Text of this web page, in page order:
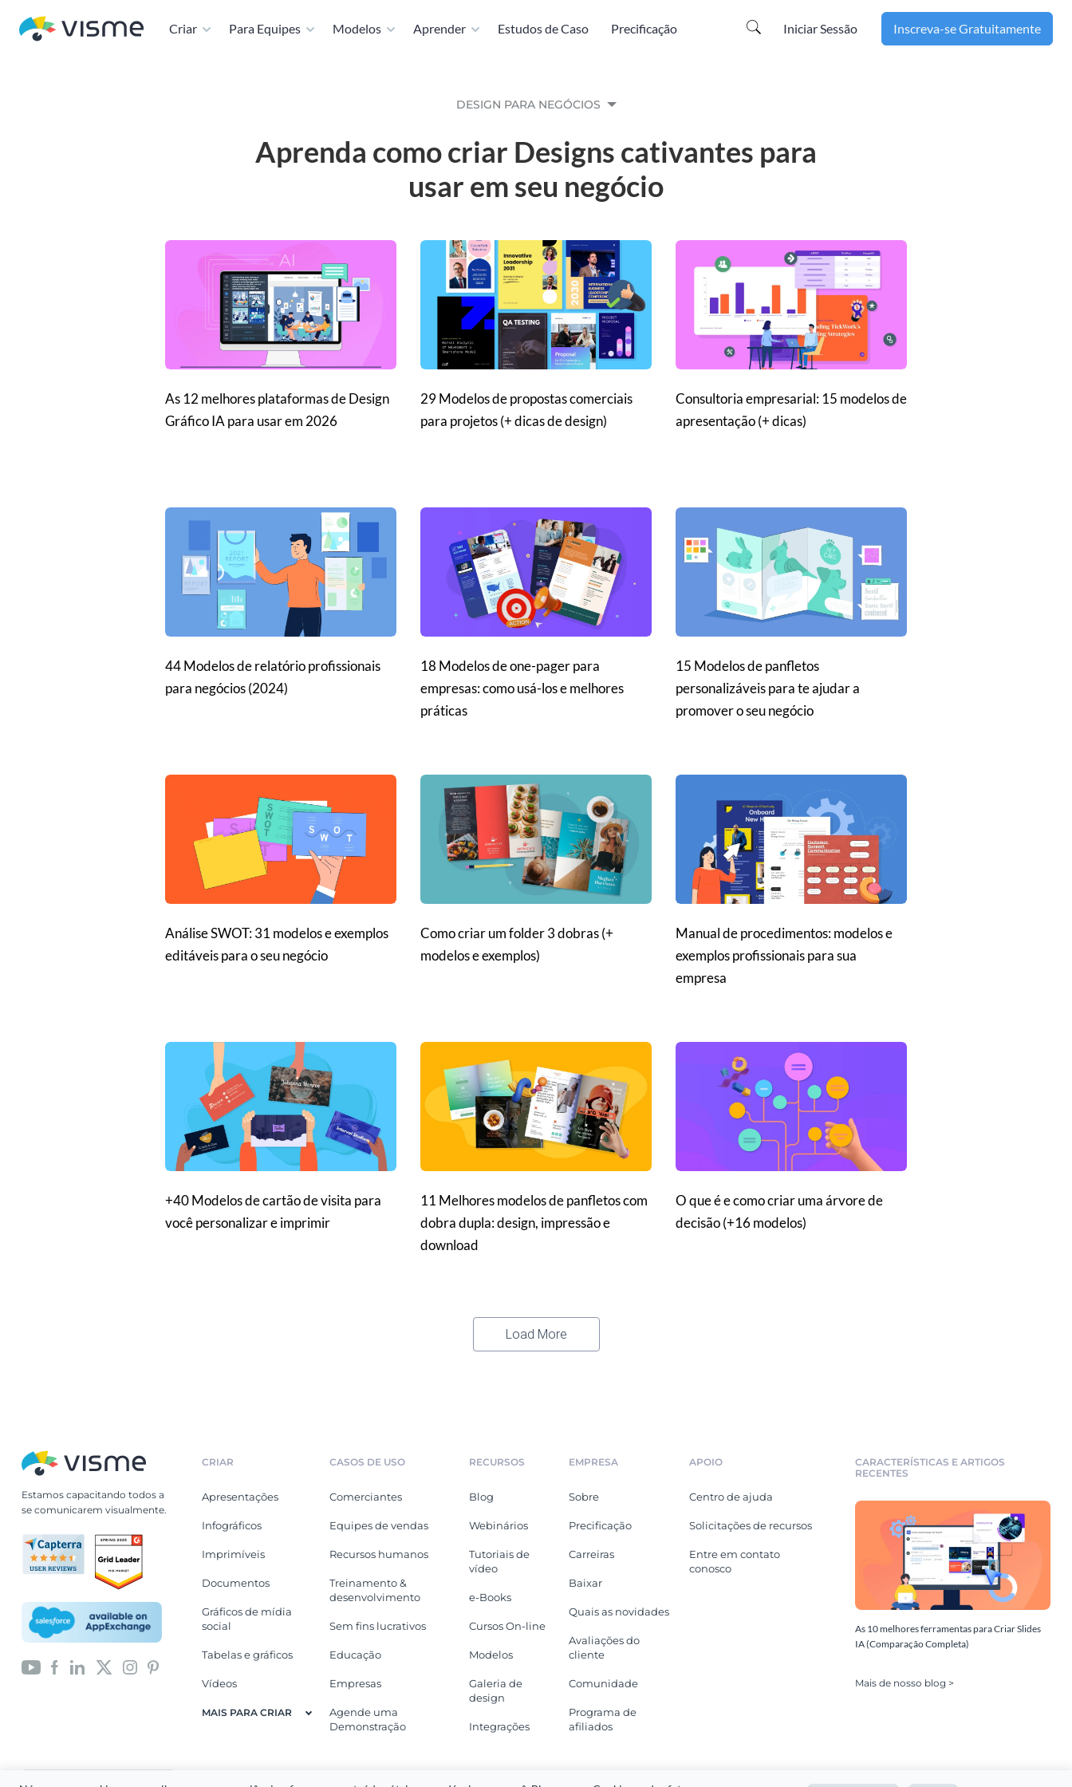
Criar Para Equipes Modelos Aprender Estudos de Caso Precificação Iniciar Sessão Inscreva-se Gratuitamente
DESIGN PARA NEGÓCIOS
Aprenda como criar Designs cativantes para
usar em seu negócio
As 12 melhores plataformas de Design
Gráfico IA para usar em 2026
29 Modelos de propostas comerciais
para projetos (+ dicas de design)
Consultoria empresarial: 15 modelos de
apresentação (+ dicas)
44 Modelos de relatório profissionais
para negócios (2024)
18 Modelos de one-pager para
empresas: como usá-los e melhores
práticas
15 Modelos de panfletos
personalizáveis para te ajudar a
promover o seu negócio
Análise SWOT: 31 modelos e exemplos
editáveis para o seu negócio
Como criar um folder 3 dobras (+
modelos e exemplos)
Manual de procedimentos: modelos e
exemplos profissionais para sua
empresa
+40 Modelos de cartão de visita para
você personalizar e imprimir
11 Melhores modelos de panfletos com
dobra dupla: design, impressão e
download
O que é e como criar uma árvore de
decisão (+16 modelos)
Load More
Estamos capacitando todos a
se comunicarem visualmente.
CRIAR
Apresentações
Infográficos
Imprimíveis
Documentos
Gráficos de mídia
social
Tabelas e gráficos
Vídeos
MAIS PARA CRIAR
CASOS DE USO
Comerciantes
Equipes de vendas
Recursos humanos
Treinamento &
desenvolvimento
Sem fins lucrativos
Educação
Empresas
Agende uma
Demonstração
RECURSOS
Blog
Webinários
Tutoriais de
vídeo
e-Books
Cursos On-line
Modelos
Galeria de
design
Integrações
EMPRESA
Sobre
Precificação
Carreiras
Baixar
Quais as novidades
Avaliações do
cliente
Comunidade
Programa de
afiliados
APOIO
Centro de ajuda
Solicitações de recursos
Entre em contato
conosco
CARACTERÍSTICAS E ARTIGOS
RECENTES
As 10 melhores ferramentas para Criar Slides
IA (Comparação Completa)
Mais de nosso blog >